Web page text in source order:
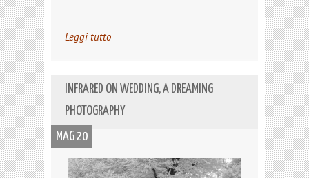
Leggi tutto
INFRARED ON WEDDING, A DREAMING
PHOTOGRAPHY
MAG 20